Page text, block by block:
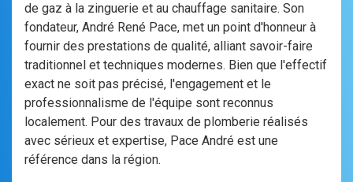
de gaz à la zinguerie et au chauffage sanitaire. Son
fondateur, André René Pace, met un point d'honneur à
fournir des prestations de qualité, alliant savoir-faire
traditionnel et techniques modernes. Bien que l'effectif
exact ne soit pas précisé, l'engagement et le
professionnalisme de l'équipe sont reconnus
localement. Pour des travaux de plomberie réalisés
avec sérieux et expertise, Pace André est une
référence dans la région.